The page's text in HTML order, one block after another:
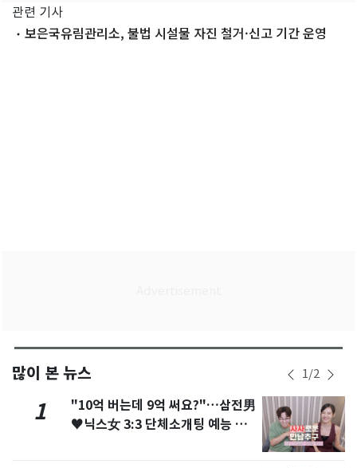
관련 기사
보은국유림관리소, 불법 시설물 자진 철거·신고 기간 운영
많이 본 뉴스 1/2
1
"10억 버는데 9억 써요?"…삼전男
♥닉스女 3:3 단체소개팅 예능 화